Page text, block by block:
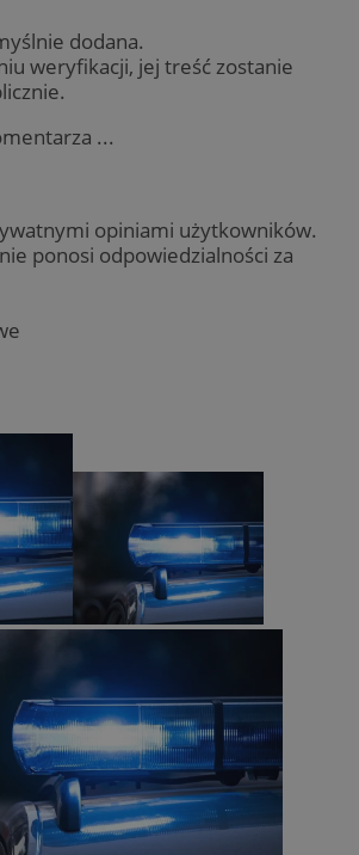
dodana.
weryfikacji, jej treść zostanie
...
opiniami użytkowników.
ponosi odpowiedzialności za